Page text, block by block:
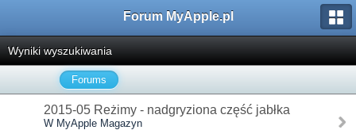
Forum MyApple.pl
Wyniki wyszukiwania
Forums
2015-05 Reżimy - nadgryziona część jabłka
W MyApple Magazyn